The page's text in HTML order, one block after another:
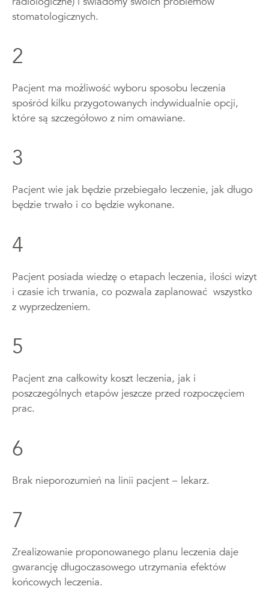
stomatologicznych.
2
Pacjent ma możliwość wyboru sposobu leczenia
spośród kilku przygotowanych indywidualnie opcji,
które są szczegółowo z nim omawiane.
3
Pacjent wie jak będzie przebiegało leczenie, jak długo
będzie trwało i co będzie wykonane.
4
Pacjent posiada wiedzę o etapach leczenia, ilości wizyt
i czasie ich trwania, co pozwala zaplanować wszystko
z wyprzedzeniem.
5
Pacjent zna całkowity koszt leczenia, jak i
poszczególnych etapów jeszcze przed rozpoczęciem
prac.
6
Brak nieporozumień na linii pacjent – lekarz.
7
Zrealizowanie proponowanego planu leczenia daje
gwarancję długoczasowego utrzymania efektów
końcowych leczenia.